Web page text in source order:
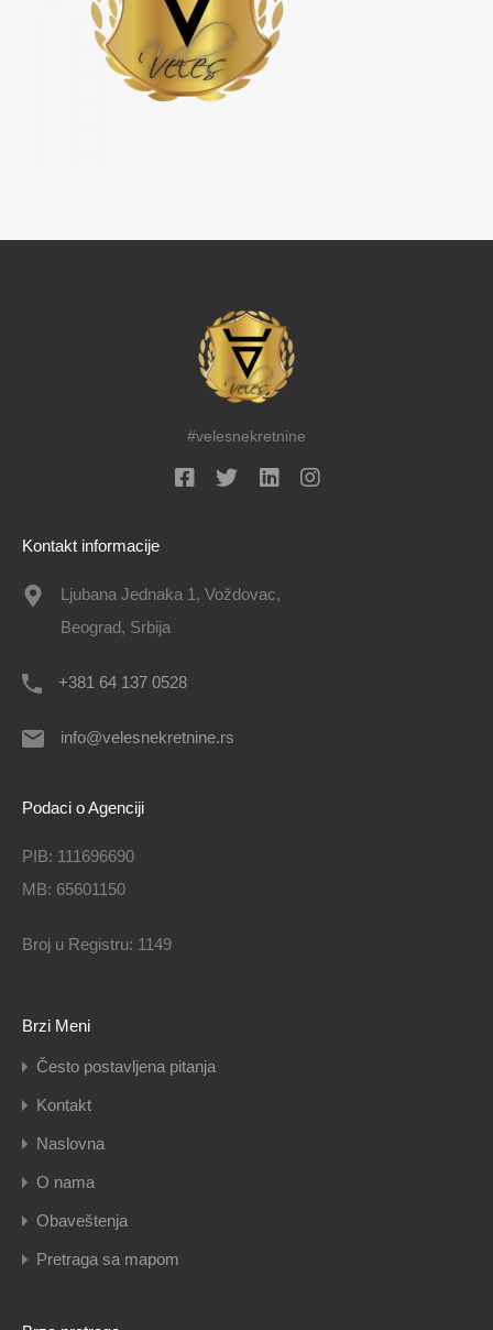
#velesnekretnine
Kontakt informacije
Ljubana Jednaka 1, Voždovac,
Beograd, Srbija
+381 64 137 0528
info@velesnekretnine.rs
Podaci o Agenciji
PIB: 111696690
MB: 65601150
Broj u Registru: 1149
Brzi Meni
Često postavljena pitanja
Kontakt
Naslovna
O nama
Obaveštenja
Pretraga sa mapom